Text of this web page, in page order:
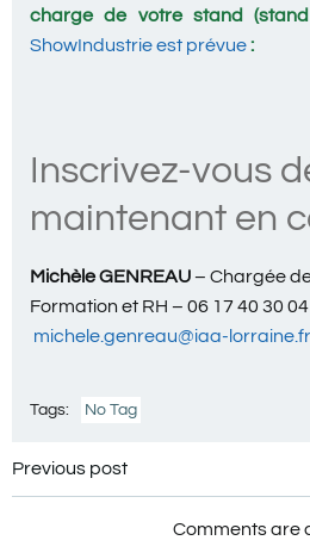
charge de votre stand
ShowIndustrie est prévue:
Inscrivez-vous
maintenant en
Michèle GENREAU– Chargée
Formation et RH – 06 17 40 30
michele.genreau@iaa-lorraine.fr
Tags: No Tag
Navigation
Previous post
Comments are